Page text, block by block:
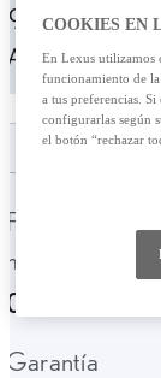
€ /mes
10,15%
Fecha de
matriculación
06-2022
Garantía
COOKIES EN
En Lexus utilizamos
funcionamiento de
a tus preferencias.
configurarlas según
el botón “rechazar